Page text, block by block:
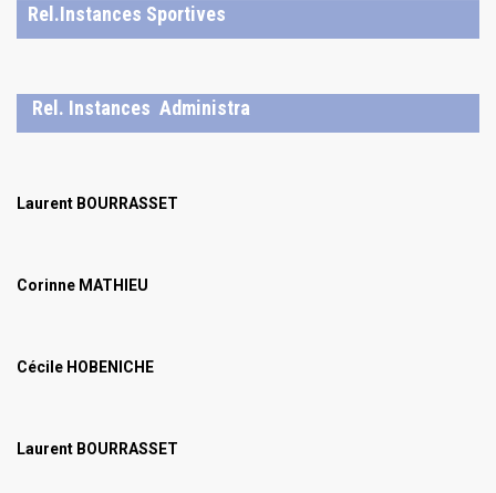
Rel.Instances Sportives
Rel. Instances Administra
Laurent BOURRASSET
Corinne MATHIEU
Cécile HOBENICHE
Laurent BOURRASSET